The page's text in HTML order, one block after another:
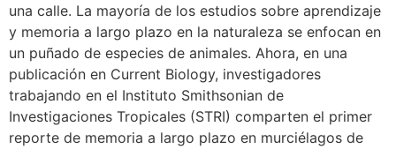
una calle. La mayoría de los estudios sobre aprendizaje
y memoria a largo plazo en la naturaleza se enfocan en
un puñado de especies de animales. Ahora, en una
publicación en Current Biology, investigadores
trabajando en el Instituto Smithsonian de
Investigaciones Tropicales (STRI) comparten el primer
reporte de memoria a largo plazo en murciélagos de